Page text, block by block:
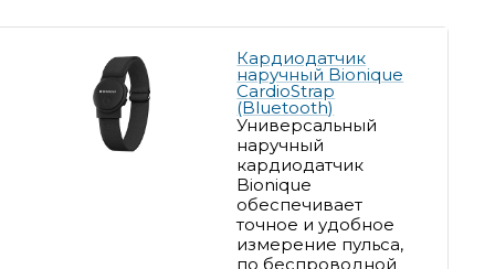
Кардиодатчик
наручный Bionique
CardioStrap
(Bluetooth)
Универсальный
наручный
кардиодатчик
Bionique
обеспечивает
точное и удобное
измерение пульса,
по беспроводной